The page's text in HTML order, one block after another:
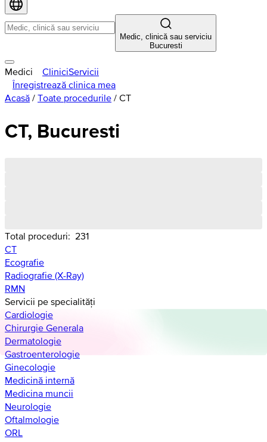
Medic, clinică sau serviciu
Bucuresti
Medici CliniciServicii
Înregistrează clinica mea
Acasă / Toate procedurile / CT
CT, Bucuresti
Total proceduri: 231
CT
Ecografie
Radiografie (X-Ray)
RMN
Servicii pe specialități
Cardiologie
Chirurgie Generala
Dermatologie
Gastroenterologie
Ginecologie
Medicină internă
Medicina muncii
Neurologie
Oftalmologie
ORL